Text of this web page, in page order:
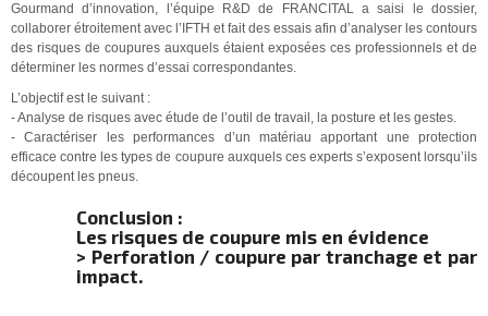
Gourmand d’innovation, l’équipe R&D de FRANCITAL a saisi le dossier,
collaborer étroitement avec l’IFTH et fait des essais afin d’analyser les contours
des risques de coupures auxquels étaient exposées ces professionnels et de
déterminer les normes d’essai correspondantes.
L’objectif est le suivant :
- Analyse de risques avec étude de l’outil de travail, la posture et les gestes.
- Caractériser les performances d’un matériau apportant une protection
efficace contre les types de coupure auxquels ces experts s’exposent lorsqu’ils
découpent les pneus.
Conclusion :
Les risques de coupure mis en évidence
> Perforation / coupure par tranchage et par
impact.